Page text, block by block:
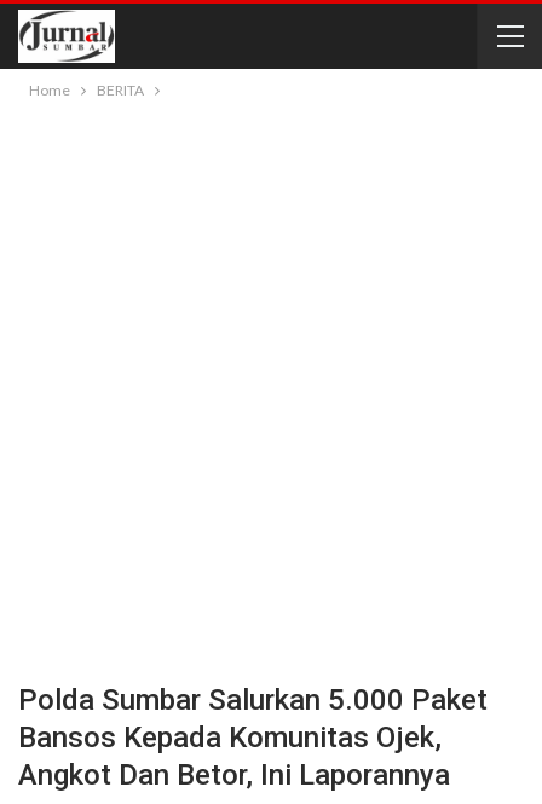
Home BERITA
Polda Sumbar Salurkan 5.000 Paket
Bansos Kepada Komunitas Ojek,
Angkot Dan Betor, Ini Laporannya